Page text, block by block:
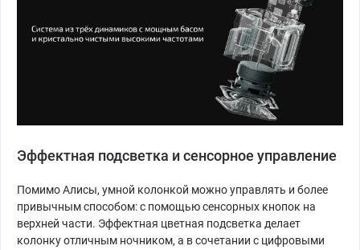
Эффектная подсветка и сенсорное управление
Помимо Алисы, умной колонкой можно управлять и более
привычным способом: с помощью сенсорных кнопок на
верхней части. Эффектная цветная подсветка делает
колонку отличным ночником, а в сочетании с цифровыми